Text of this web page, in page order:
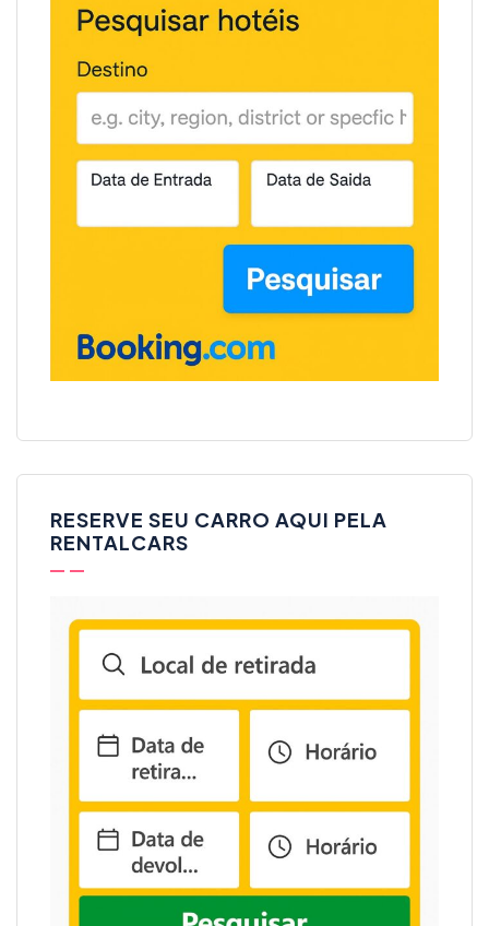
RESERVE SEU CARRO AQUI PELA
RENTALCARS